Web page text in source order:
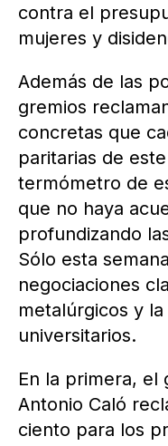
contra el
mujeres y
Además de las
gremios
concretas que
paritarias de
termómetro de
que no haya
profundizando
Sólo esta
negociaciones
metalúrgicos y
universitarios.
En la primera, el
Antonio Caló
ciento para los